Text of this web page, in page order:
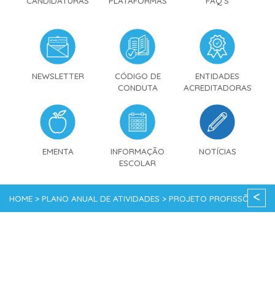
NEWSLETTER
CÓDIGO DE
CONDUTA
ENTIDADES
ACREDITADORAS
EMENTA
INFORMAÇÃO
ESCOLAR
NOTÍCIAS
HOME > PLANO ANUAL DE ATIVIDADES > PROJETO PROFISSÕES -
<